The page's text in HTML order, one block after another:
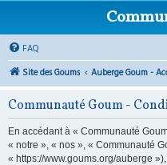
FAQ
Site des Goums
Auberge Goum -
Communauté Goum -
En accédant à « Communauté
« notre », « nos », « Communauté
« https://www.goums.org/auberge